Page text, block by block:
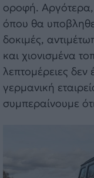
οροφή. Αργότερα,
όπου θα
δοκιμές,
και χιονισμένα
λεπτομέρειες
γερμανική
συμπεραίνουμε